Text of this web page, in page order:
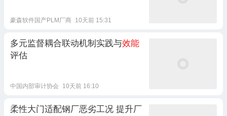
豪森软件国产PLM厂商 10天前 15:31
多元监督耦合联动机制实践与效能
评估
中国内部审计协会 10天前 16:10
柔性大门适配钢厂恶劣工况 提升厂